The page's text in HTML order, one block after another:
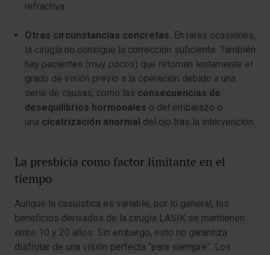
refractiva.
Otras circunstancias concretas. En raras ocasiones,
la cirugía no consigue la corrección suficiente. También
hay pacientes (muy pocos) que retoman lentamente el
grado de visión previo a la operación debido a una
serie de causas, como las consecuencias de
desequilibrios hormonales o del embarazo o
una cicatrización anormal del ojo tras la intervención.
La presbicia como factor limitante en el
tiempo
Aunque la casuística es variable, por lo general, los
beneficios derivados de la cirugía LASIK se mantienen
entre 10 y 20 años. Sin embargo, esto no garantiza
disfrutar de una visión perfecta “para siempre”. Los